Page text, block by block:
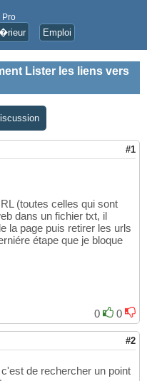
Pro
Emploi
Lister les liens vers
#1
(toutes celles qui sont
dans un fichier txt, il
la page puis retirer les urls
étape que je bloque
0
0
#2
de rechercher un point